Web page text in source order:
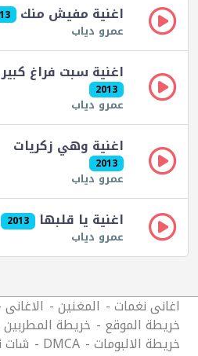
اغنية مفيش منك
عمرو دياب
اغنية سبت فراغ كبير
2013
عمرو دياب
اغنية وهي زكريات
2013
عمرو دياب
اغنية يا قلبها 2013
عمرو دياب
اغانى نغمات المغنين الاغانى
خريطة الموقع خريطة المطربين
خريطة الالبومات DMCA شات